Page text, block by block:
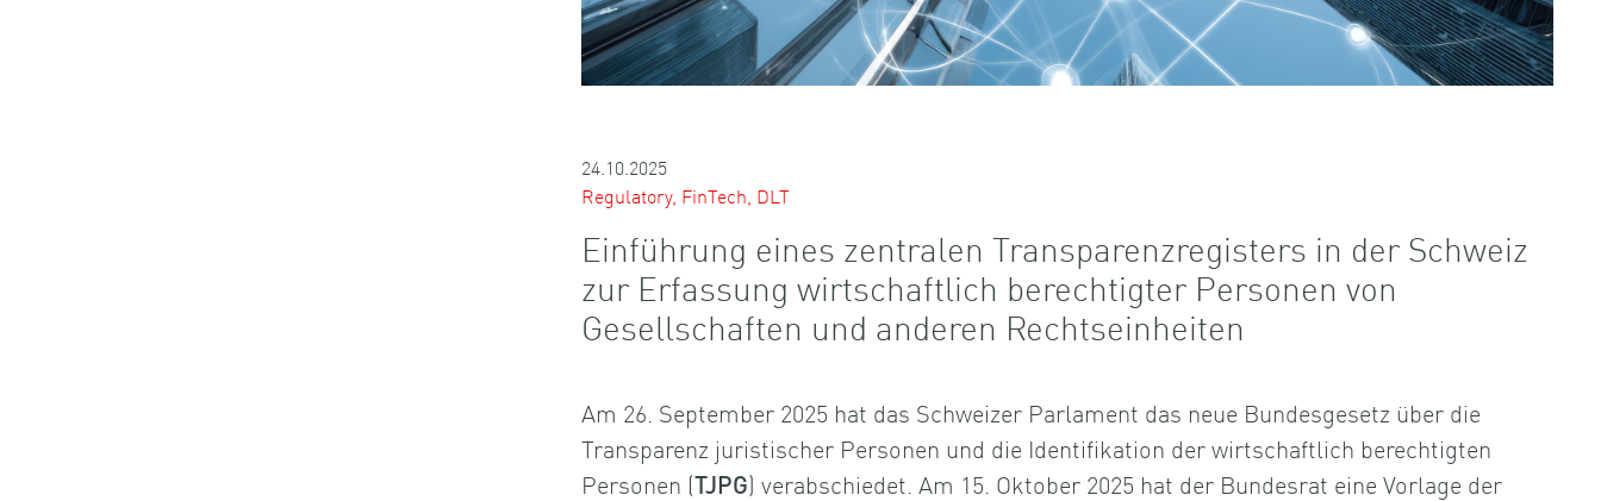
24.10.2025
Regulatory, FinTech, DLT
Einführung eines zentralen Transparenzregisters in der Schweiz
zur Erfassung wirtschaftlich berechtigter Personen von
Gesellschaften und anderen Rechtseinheiten
Am 26. September 2025 hat das Schweizer Parlament das neue Bundesgesetz über die
Transparenz juristischer Personen und die Identifikation der wirtschaftlich berechtigten
Personen ( TJPG) verabschiedet. Am 15. Oktober 2025 hat der Bundesrat eine Vorlage der